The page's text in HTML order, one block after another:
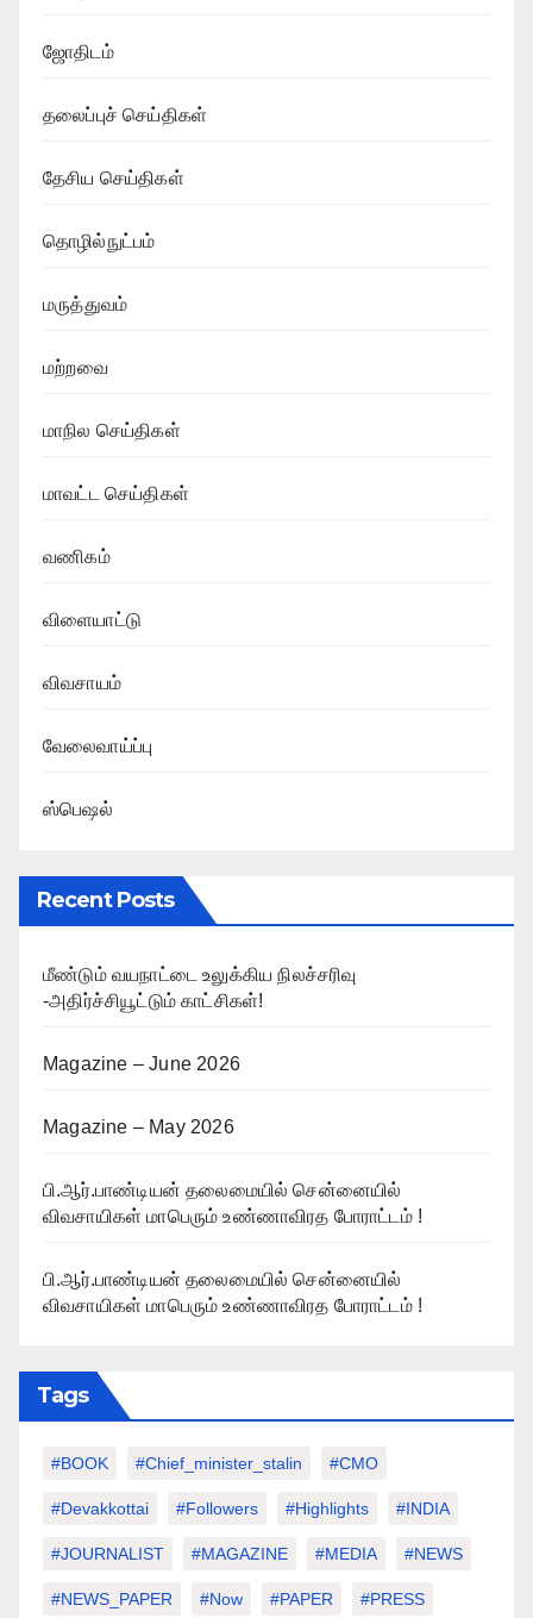
ஜோதிடம்
தலைப்புச் செய்திகள்
தேசிய செய்திகள்
தொழில்நுட்பம்
மருத்துவம்
மற்றவை
மாநில செய்திகள்
மாவட்ட செய்திகள்
வணிகம்
விளையாட்டு
விவசாயம்
வேலைவாய்ப்பு
ஸ்பெஷல்
Recent Posts
மீண்டும் வயநாட்டை உலுக்கிய நிலச்சரிவு
-அதிர்ச்சியூட்டும் காட்சிகள்!
Magazine – June 2026
Magazine – May 2026
பி.ஆர்.பாண்டியன் தலைமையில் சென்னையில்
விவசாயிகள் மாபெரும் உண்ணாவிரத போராட்டம் !
பி.ஆர்.பாண்டியன் தலைமையில் சென்னையில்
விவசாயிகள் மாபெரும் உண்ணாவிரத போராட்டம் !
Tags
#BOOK #chief_minister_stalin #CMO
#devakkottai #followers #highlights #INDIA
#JOURNALIST #MAGAZINE #MEDIA #NEWS
#NEWS_PAPER #Now #PAPER #PRESS